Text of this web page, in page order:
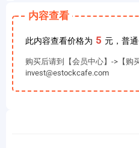
内容查看
此内容查看价格为 5 元，普
购买后请到【会员中心】->【购
invest@estockcafe.com